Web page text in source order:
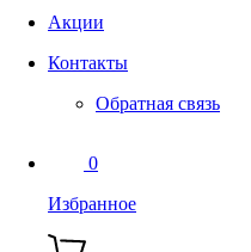
Акции
Контакты
Обратная связь
0
Избранное